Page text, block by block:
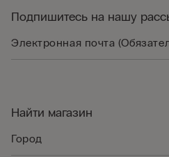
Подпишитесь на нашу
Найти магазин